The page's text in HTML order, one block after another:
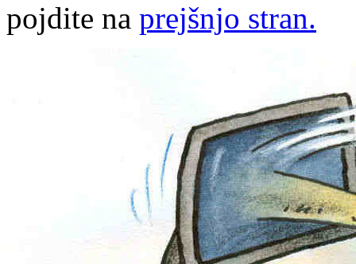
pojdite na prejšnjo stran.